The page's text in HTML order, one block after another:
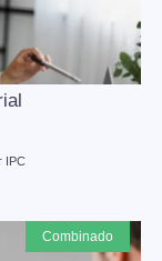
IPC
combinado